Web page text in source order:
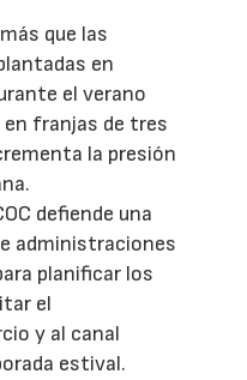
que las
en
el verano
franjas de tres
la presión
defiende una
administraciones
planificar los
el
y al canal
estival.